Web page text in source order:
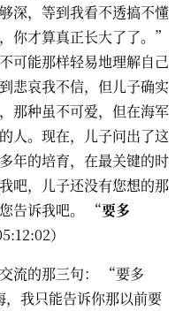
深，等到我看不透搞不懂
你才算真正长大了了。”
可能那样轻易地理解自己
悲哀我不信，但儿子确实
那种虽不可爱，但在海军
人。现在，儿子问出了这
年的培育，在最关键的时
吧，儿子还没有您想的那
告诉我吧。 “要多
）
流的那三句： “要多
我只能告诉你那以前要